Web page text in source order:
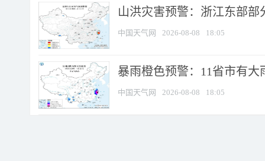
山洪灾害预警：浙江东部
中国天气网 2026-08-08 18:05
暴雨橙色预警：11省市有
中国天气网 2026-08-08 18:05